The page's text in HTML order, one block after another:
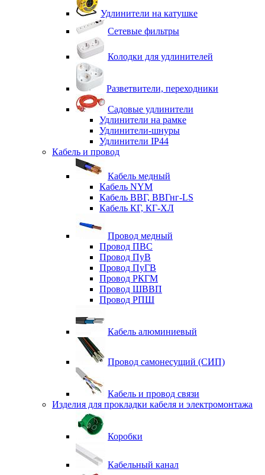
Удлинители на катушке
Сетевые фильтры
Колодки для удлинителей
Разветвители, переходники
Садовые удлинители
Удлинители на рамке
Удлинители-шнуры
Удлинители IP44
Кабель и провод
Кабель медный
Кабель NYM
Кабель ВВГ, ВВГнг-LS
Кабель КГ, КГ-ХЛ
Провод медный
Провод ПВС
Провод ПуВ
Провод ПуГВ
Провод РКГМ
Провод ШВВП
Провод РПШ
Кабель алюминиевый
Провод самонесущий (СИП)
Кабель и провод связи
Изделия для прокладки кабеля и электромонтажа
Коробки
Кабельный канал